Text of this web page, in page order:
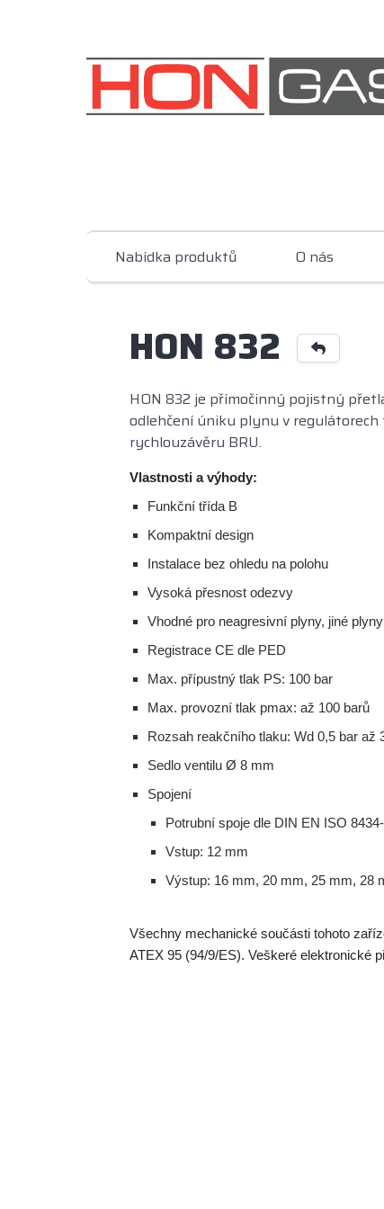
Nabídka produktů O nás
HON 832
HON 832 je přímočinný pojistný
odlehčení úniku plynu v
rychlouzávěru BRU.
Vlastnosti a výhody:
Funkční třída B
Kompaktní design
Instalace bez ohledu na polohu
Vysoká přesnost odezvy
Vhodné pro neagresivní plyny, jiné
Registrace CE dle PED
Max. přípustný tlak PS: 100 bar
Max. provozní tlak pmax: až 100 barů
Rozsah reakčního tlaku: Wd 0,5 bar až
Sedlo ventilu Ø 8 mm
Spojení
Potrubní spoje dle DIN EN ISO
Vstup: 12 mm
Výstup: 16 mm, 20 mm, 25 mm, 28
Všechny mechanické součásti tohoto
ATEX 95 (94/9/ES). Veškeré elektronické